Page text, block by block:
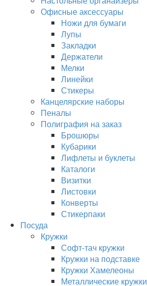
Офисные аксессуары
Ножи для бумаги
Лупы
Закладки
Держатели
Мелки
Линейки
Стикеры
Канцелярские наборы
Пеналы
Полиграфия на заказ
Брошюры
Кубарики
Лифлеты и буклеты
Каталоги
Визитки
Листовки
Конверты
Стикерпаки
Посуда
Кружки
Софт-тач кружки
Кружки на подставке
Кружки Хамелеоны
Металлические кружки